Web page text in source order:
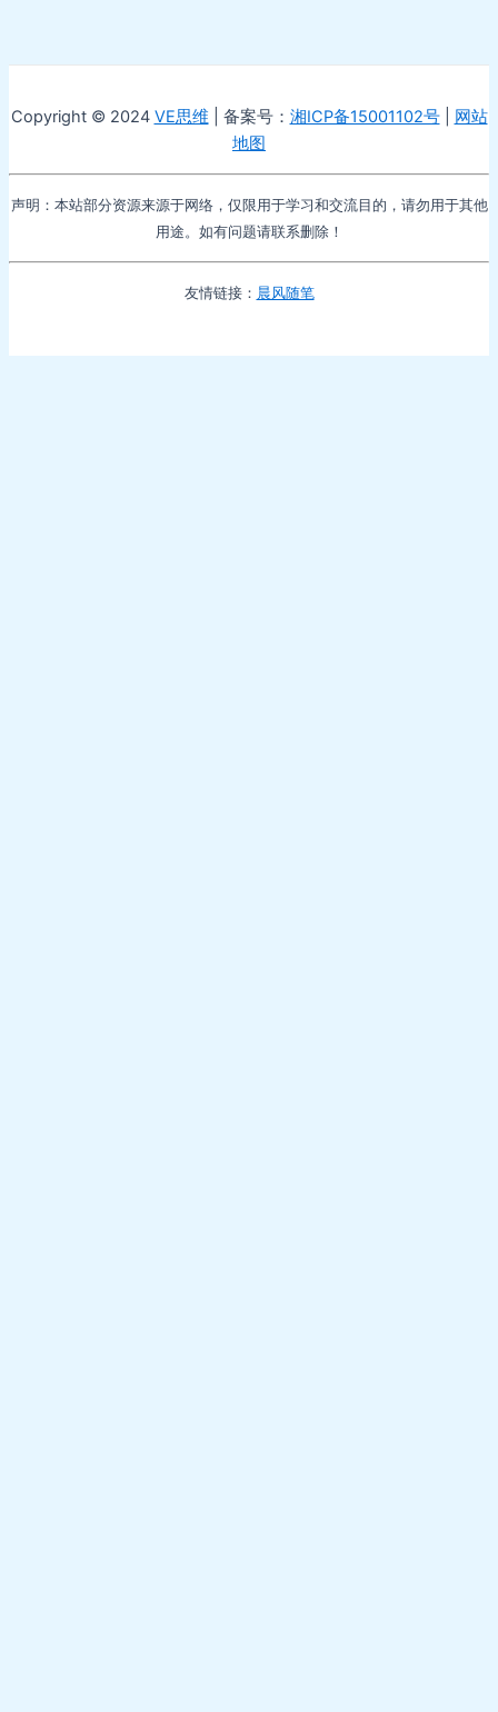
Copyright © 2024 VE思维 | 备案号： 湘ICP备15001102号| 网站
地图
声明：本站部分资源来源于网络，仅限用于学习和交流目的，请勿用于其他
用途。如有问题请联系删除！
友情链接： 晨风随笔